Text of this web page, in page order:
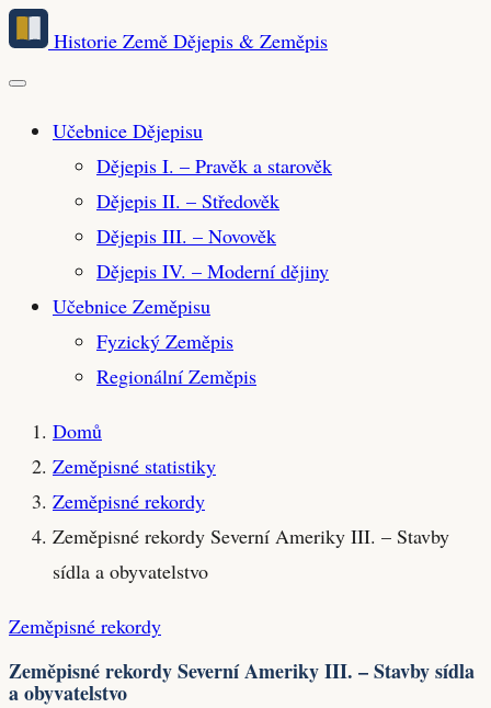
Přeskočit
hlavní
obsah
Historie Země Dějepis & Zeměpis
Učebnice Dějepisu
Dějepis I. – Pravěk a starověk
Dějepis II. – Středověk
Dějepis III. – Novověk
Dějepis IV. – Moderní dějiny
Učebnice Zeměpisu
Fyzický Zeměpis
Regionální Zeměpis
Domů
Zeměpisné statistiky
Zeměpisné rekordy
Zeměpisné rekordy Severní Ameriky III. – Stavby
sídla a obyvatelstvo
Zeměpisné rekordy
Zeměpisné rekordy Severní Ameriky III. – Stavby sídla
a obyvatelstvo